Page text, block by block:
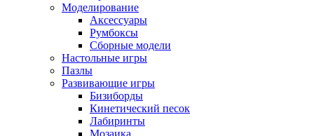
Моделирование
Аксессуары
Румбоксы
Сборные модели
Настольные игры
Пазлы
Развивающие игры
Бизиборды
Кинетический песок
Лабиринты
Мозаика